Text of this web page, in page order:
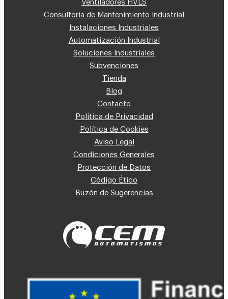
Ventiladores HVLS
Consultoría de Mantenimiento Industrial
Instalaciones Industriales
Automatización Industrial
Soluciones Industriales
Subvenciones
Tienda
Blog
Contacto
Política de Privacidad
Política de Cookies
Aviso Legal
Condiciones Generales
Protección de Datos
Código Ético
Buzón de Sugerencias